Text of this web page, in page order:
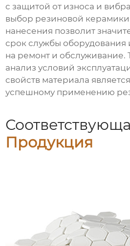
с защитой от износа и
выбор резиновой керамики
нанесения позволит
срок службы оборудования
на ремонт и обслуживание.
анализ условий
свойств материала
успешному применению
Продукция